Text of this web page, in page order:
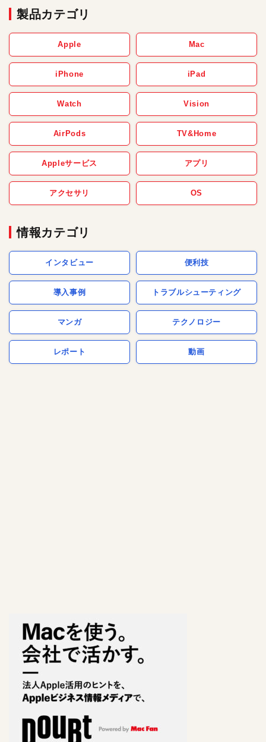
製品カテゴリ
Apple Mac
iPhone iPad
Watch Vision
AirPods TV&Home
Appleサービス アプリ
アクセサリ OS
情報カテゴリ
インタビュー 便利技
導入事例 トラブルシューティング
マンガ テクノロジー
レポート 動画